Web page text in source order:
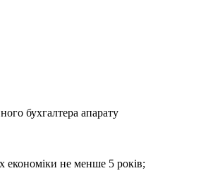
бухгалтера апарату
економіки не менше 5 років;